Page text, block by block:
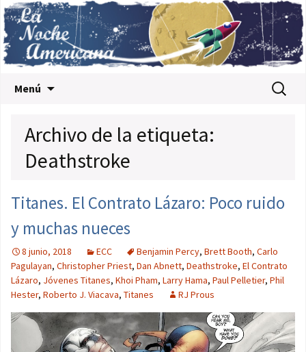
Menú Buscar:
Archivo de la etiqueta:
Deathstroke
Titanes. El Contrato Lázaro: Poco ruido
y muchas nueces
8 junio, 2018 ECC Benjamin Percy, Brett Booth, Carlo
Pagulayan, Christopher Priest, Dan Abnett, Deathstroke, El Contrato
Lázaro, Jóvenes Titanes, Khoi Pham, Larry Hama, Paul Pelletier, Phil
Hester, Roberto J. Viacava, Titanes RJ Prous